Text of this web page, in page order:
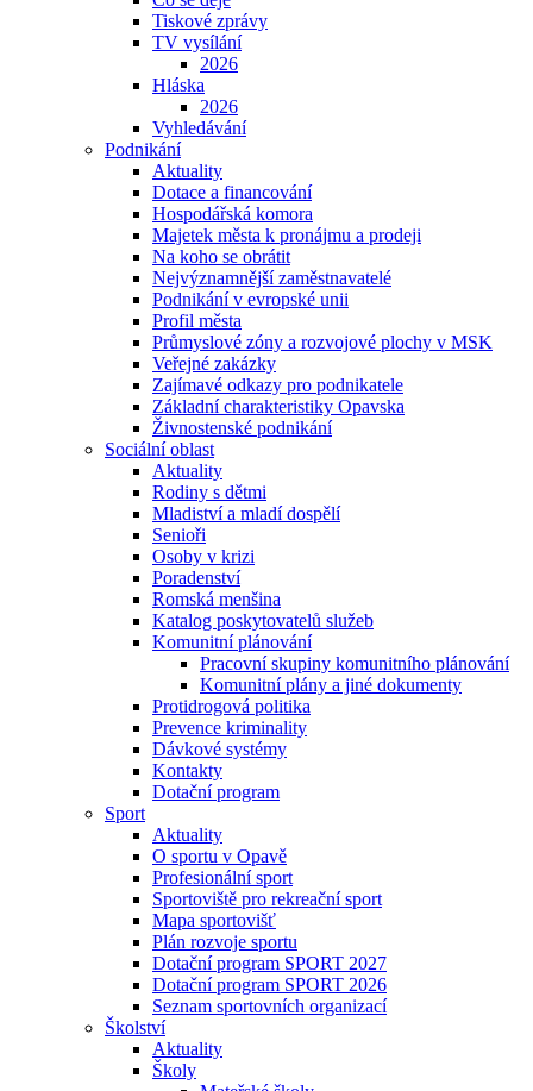
Tiskové zprávy
TV vysílání
2026
Hláska
2026
Vyhledávání
Podnikání
Aktuality
Dotace a financování
Hospodářská komora
Majetek města k pronájmu a prodeji
Na koho se obrátit
Nejvýznamnější zaměstnavatelé
Podnikání v evropské unii
Profil města
Průmyslové zóny a rozvojové plochy v MSK
Veřejné zakázky
Zajímavé odkazy pro podnikatele
Základní charakteristiky Opavska
Živnostenské podnikání
Sociální oblast
Aktuality
Rodiny s dětmi
Mladiství a mladí dospělí
Senioři
Osoby v krizi
Poradenství
Romská menšina
Katalog poskytovatelů služeb
Komunitní plánování
Pracovní skupiny komunitního plánování
Komunitní plány a jiné dokumenty
Protidrogová politika
Prevence kriminality
Dávkové systémy
Kontakty
Dotační program
Sport
Aktuality
O sportu v Opavě
Profesionální sport
Sportoviště pro rekreační sport
Mapa sportovišť
Plán rozvoje sportu
Dotační program SPORT 2027
Dotační program SPORT 2026
Seznam sportovních organizací
Školství
Aktuality
Školy